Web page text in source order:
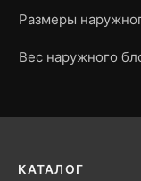
Размеры
Вес наружного
КАТАЛОГ